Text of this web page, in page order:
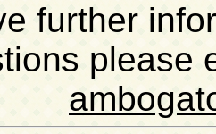
further
please